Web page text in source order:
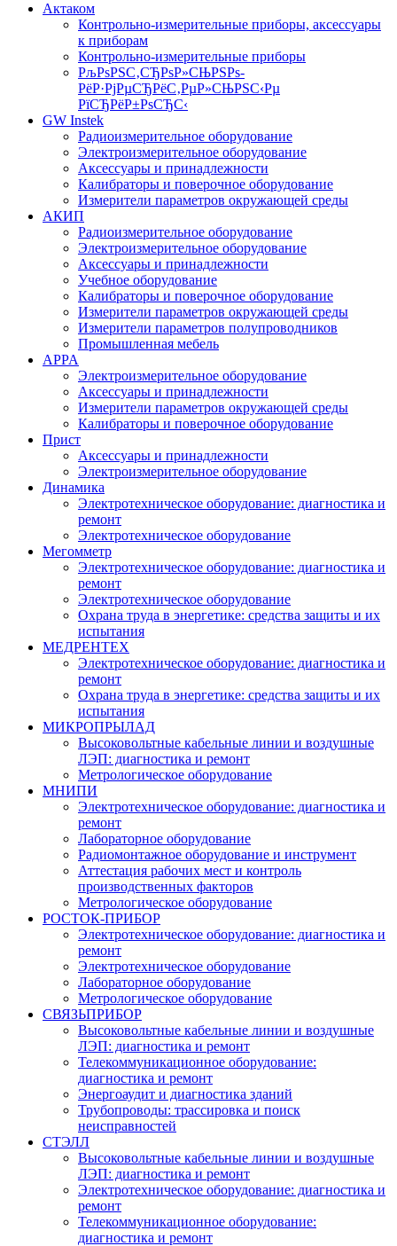
Актаком
Контрольно-измерительные приборы, аксессуары
к приборам
Контрольно-измерительные приборы
РљРѕРЅС‚СЂРѕР»СЊРЅРѕ-
РёР·РјРµСЂРёС‚РµР»СЊРЅС‹Рµ
РїСЂРёР±РѕСЂС‹
GW Instek
Радиоизмерительное оборудование
Электроизмерительное оборудование
Аксессуары и принадлежности
Калибраторы и поверочное оборудование
Измерители параметров окружающей среды
АКИП
Радиоизмерительное оборудование
Электроизмерительное оборудование
Аксессуары и принадлежности
Учебное оборудование
Калибраторы и поверочное оборудование
Измерители параметров окружающей среды
Измерители параметров полупроводников
Промышленная мебель
APPA
Электроизмерительное оборудование
Аксессуары и принадлежности
Измерители параметров окружающей среды
Калибраторы и поверочное оборудование
Прист
Аксессуары и принадлежности
Электроизмерительное оборудование
Динамика
Электротехническое оборудование: диагностика и
ремонт
Электротехническое оборудование
Мегомметр
Электротехническое оборудование: диагностика и
ремонт
Электротехническое оборудование
Охрана труда в энергетике: средства защиты и их
испытания
МЕДРЕНТЕХ
Электротехническое оборудование: диагностика и
ремонт
Охрана труда в энергетике: средства защиты и их
испытания
МИКРОПРЫЛАД
Высоковольтные кабельные линии и воздушные
ЛЭП: диагностика и ремонт
Метрологическое оборудование
МНИПИ
Электротехническое оборудование: диагностика и
ремонт
Лабораторное оборудование
Радиомонтажное оборудование и инструмент
Аттестация рабочих мест и контроль
производственных факторов
Метрологическое оборудование
РОСТОК-ПРИБОР
Электротехническое оборудование: диагностика и
ремонт
Электротехническое оборудование
Лабораторное оборудование
Метрологическое оборудование
СВЯЗЬПРИБОР
Высоковольтные кабельные линии и воздушные
ЛЭП: диагностика и ремонт
Телекоммуникационное оборудование:
диагностика и ремонт
Энергоаудит и диагностика зданий
Трубопроводы: трассировка и поиск
неисправностей
СТЭЛЛ
Высоковольтные кабельные линии и воздушные
ЛЭП: диагностика и ремонт
Электротехническое оборудование: диагностика и
ремонт
Телекоммуникационное оборудование:
диагностика и ремонт